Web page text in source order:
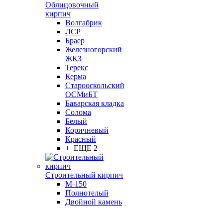
Облицовочный
кирпич
Волгабрик
ЛСР
Браер
Железногорский
ЖКЗ
Терекс
Керма
Старооскольский
ОСМиБТ
Баварская кладка
Солома
Белый
Коричневый
Красный
+ ЕЩЕ 2
Строительный кирпич
М-150
Полнотелый
Двойной камень